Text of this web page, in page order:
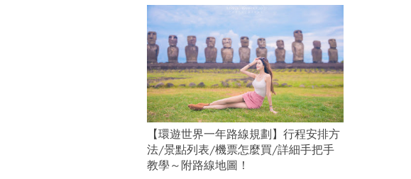
【環遊世界一年路線規劃】行程安排方
法/景點列表/機票怎麼買/詳細手把手
教學～附路線地圖！